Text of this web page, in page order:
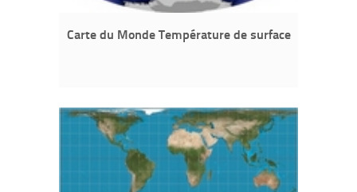
Carte du Monde Température de surface